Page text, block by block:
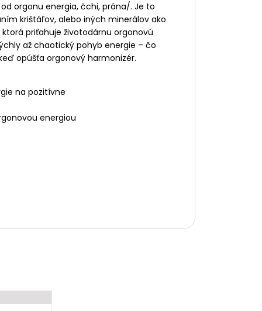
orgonu energia, čchi, prána/. Je to
krištáľov, alebo iných minerálov ako
priťahuje životodárnu orgonovú
až chaotický pohyb energie – čo
opúšťa orgonový harmonizér.
na pozitívne
energiou